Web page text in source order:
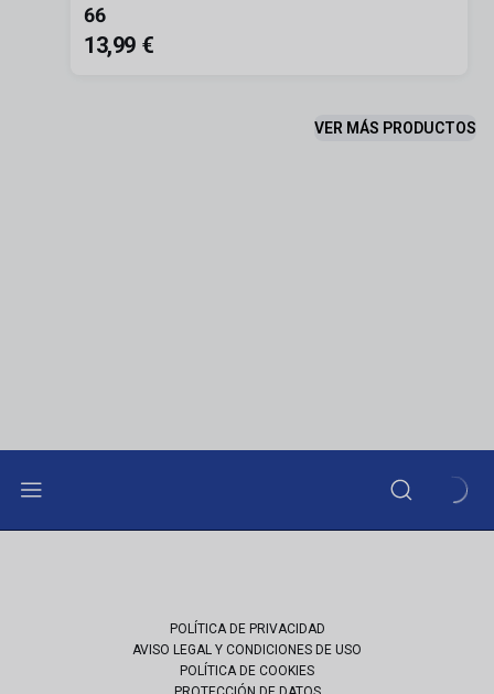
66
13,99 €
VER MÁS PRODUCTOS
POLÍTICA DE PRIVACIDAD
AVISO LEGAL Y CONDICIONES DE USO
POLÍTICA DE COOKIES